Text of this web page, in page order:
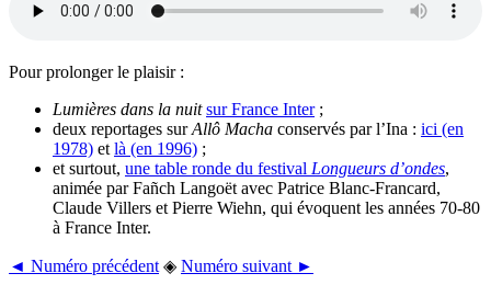
Pour prolonger le plaisir :
Lumières dans la nuit sur France Inter;
deux reportages surAllô Macha conservés par l’Ina : ici (en
1978) et là (en 1996) ;
et surtout, une table ronde du festival Longueurs d’ondes,
animée par Fañch Langoët avec Patrice Blanc-Francard,
Claude Villers et Pierre Wiehn, qui évoquent les années 70-80
à France Inter.
◄ Numéro précédent ◈ Numéro suivant ►